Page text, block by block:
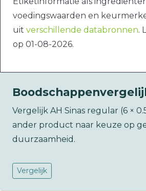
voedingswaarden en
uit verschillende databronnen.
op 01-08-2026.
Vergelijk AH Sinas regular (6 ×
ander product naar keuze op
duurzaamheid.
Vergelijk